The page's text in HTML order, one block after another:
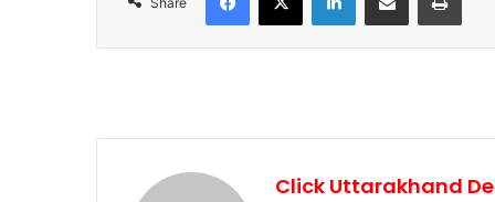
Click Uttarakhand